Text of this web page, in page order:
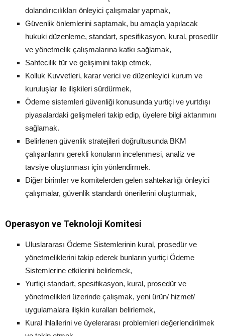
dolandırıcılıkları önleyici çalışmalar yapmak,
Güvenlik önlemlerini saptamak, bu amaçla yapılacak
hukuki düzenleme, standart, spesifikasyon, kural, prosedür
ve yönetmelik çalışmalarına katkı sağlamak,
Sahtecilik tür ve gelişimini takip etmek,
Kolluk Kuvvetleri, karar verici ve düzenleyici kurum ve
kuruluşlar ile ilişkileri sürdürmek,
Ödeme sistemleri güvenliği konusunda yurtiçi ve yurtdışı
piyasalardaki gelişmeleri takip edip, üyelere bilgi aktarımını
sağlamak.
Belirlenen güvenlik stratejileri doğrultusunda BKM
çalışanlarını gerekli konuların incelenmesi, analiz ve
tavsiye oluşturması için yönlendirmek.
Diğer birimler ve komitelerden gelen sahtekarlığı önleyici
çalışmalar, güvenlik standardı önerilerini oluşturmak,
Operasyon ve Teknoloji Komitesi
Uluslararası Ödeme Sistemlerinin kural, prosedür ve
yönetmeliklerini takip ederek bunların yurtiçi Ödeme
Sistemlerine etkilerini belirlemek,
Yurtiçi standart, spesifikasyon, kural, prosedür ve
yönetmelikleri üzerinde çalışmak, yeni ürün/ hizmet/
uygulamalara ilişkin kuralları belirlemek,
Kural ihlallerini ve üyelerarası problemleri değerlendirilmek